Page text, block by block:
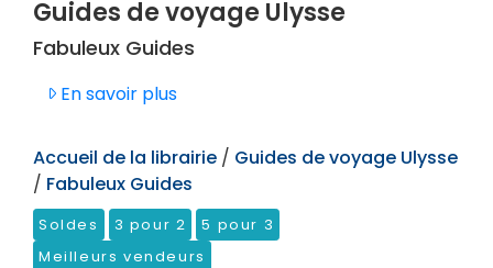
Guides de voyage Ulysse
Fabuleux Guides
En savoir plus
Accueil de la librairie / Guides de voyage Ulysse
/ Fabuleux Guides
Soldes 3 pour 2
5 pour 3
Meilleurs vendeurs